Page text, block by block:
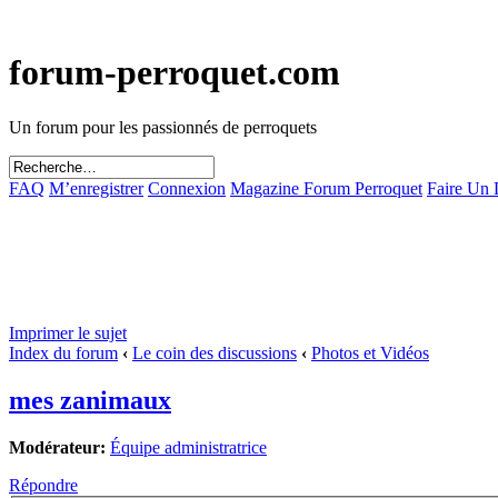
forum-perroquet.com
Un forum pour les passionnés de perroquets
FAQ M’enregistrer Connexion Magazine Forum Perroquet Faire Un
Imprimer le sujet
Index du forum ‹ Le coin des discussions ‹ Photos et Vidéos
mes zanimaux
Modérateur: Équipe administratrice
Répondre